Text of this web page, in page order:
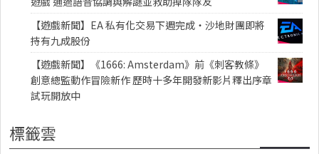
【遊戲新聞】EA 私有化交易下週完成・沙地財團即將
持有九成股份
【遊戲新聞】《1666: Amsterdam》前《刺客教條》
創意總監動作冒險新作 歷時十多年開發新影片釋出序章
試玩開放中
標籤雲